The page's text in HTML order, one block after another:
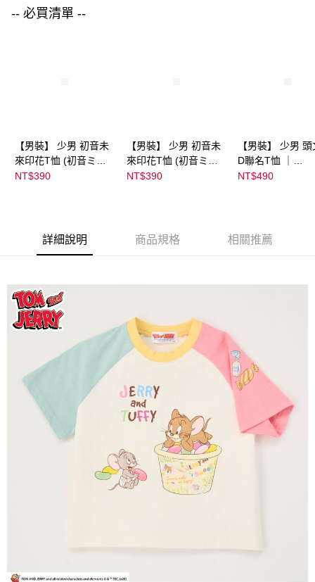
每筆NT$80，滿NT$1,500(含以上)免運費
-- 必買清單 --
【男裝】 少男 初音未
來印花T恤 (初音ミク)
｜
NT$390
【男裝】 少男 初音未
來印花T恤 (初音ミク)
｜
NT$390
【男裝】 少男
D聯名T恤 ｜
NT$490
詳細說明 商品規格 相關推薦